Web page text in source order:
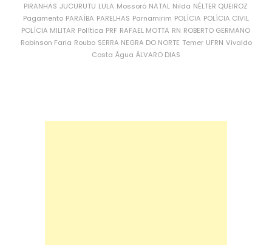
PIRANHAS JUCURUTU LULA Mossoró NATAL Nilda NÉLTER QUEIROZ
Pagamento PARAÍBA PARELHAS Parnamirim POLÍCIA POLÍCIA CIVIL
POLÍCIA MILITAR Política PRF RAFAEL MOTTA RN ROBERTO GERMANO
Robinson Faria Roubo SERRA NEGRA DO NORTE Temer UFRN Vivaldo
Costa Água ÁLVARO DIAS